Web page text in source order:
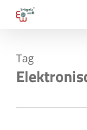
Skip
content
Tag